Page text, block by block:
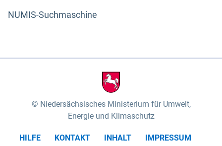
NUMIS-Suchmaschine
Niedersächsisches Ministerium für Umwelt,
Energie und Klimaschutz
HILFE KONTAKT INHALT
IMPRESSUM